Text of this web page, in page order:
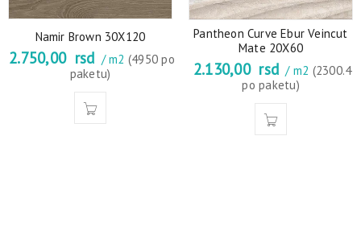
Namir Brown 30X120
2.750,00 rsd / m2 (4950 po
paketu)
Pantheon Curve Ebur Veincut
Mate 20X60
2.130,00 rsd / m2 (2300.4
po paketu)